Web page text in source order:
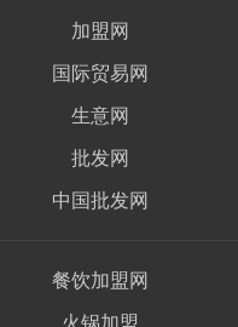
加盟网
国际贸易网
生意网
批发网
中国批发网
餐饮加盟网
火锅加盟